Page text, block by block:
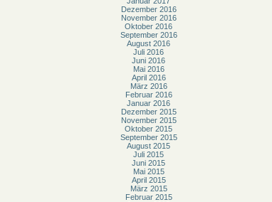
Dezember 2016
November 2016
Oktober 2016
September 2016
August 2016
Juli 2016
Juni 2016
Mai 2016
April 2016
März 2016
Februar 2016
Januar 2016
Dezember 2015
November 2015
Oktober 2015
September 2015
August 2015
Juli 2015
Juni 2015
Mai 2015
April 2015
März 2015
Februar 2015